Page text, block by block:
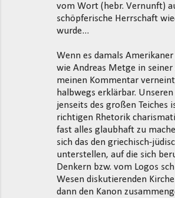
vom Wort (hebr. Vernunft)
schöpferische Herrschaft
wurde...
Wenn es damals
wie Andreas Metge in
meinen Kommentar
halbwegs erklärbar.
jenseits des großen Teiches
richtigen Rhetorik
fast alles glaubhaft zu
sich das den griechisch-
unterstellen, auf die sich
Denkern bzw. vom Logos
Wesen diskutierenden
dann den Kanon